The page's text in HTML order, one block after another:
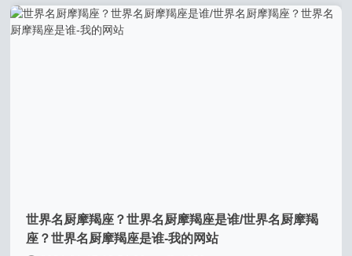
世界名厨摩羯座？世界名厨摩羯座是谁/世界名厨摩羯
座？世界名厨摩羯座是谁-我的网站